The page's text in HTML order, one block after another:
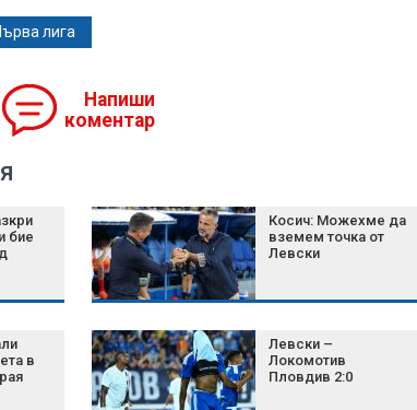
лига
Напиши
коментар
бие
Косич: Можехме да
вземем точка от
Левски
в
Левски –
Локомотив
Пловдив 2:0
Кои 6 семена са най-
добрият съюзник на
Green Day пусна
денонощен канал в